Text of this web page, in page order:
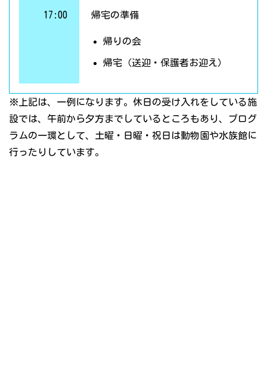
17:00 帰宅の準備
帰りの会
帰宅（送迎・保護者お迎え）
※上記は、一例になります。休日の受け入れをしている施
設では、午前から夕方までしているところもあり、プログ
ラムの一環として、土曜・日曜・祝日は動物園や水族館に
行ったりしています。